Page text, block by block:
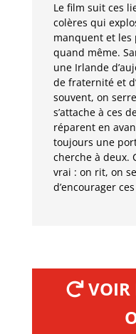
Le film suit ces
colères qui
manquent et
quand même.
une Irlande
de fraternité et
souvent, on
s’attache à ces
réparent en
toujours une
cherche à deux.
vrai : on rit, on
d’encourager
VOIR